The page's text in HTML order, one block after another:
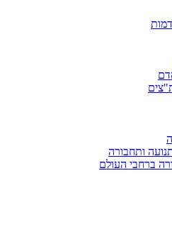
ותחבורה
ברחבי העולם